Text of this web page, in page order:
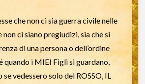
che non ci sia guerra civile nelle
non ci siano pregiudizi, sia che si
di una persona o dell’ordine
quando i MIEI Figli si guardano,
vedessero solo del ROSSO, IL